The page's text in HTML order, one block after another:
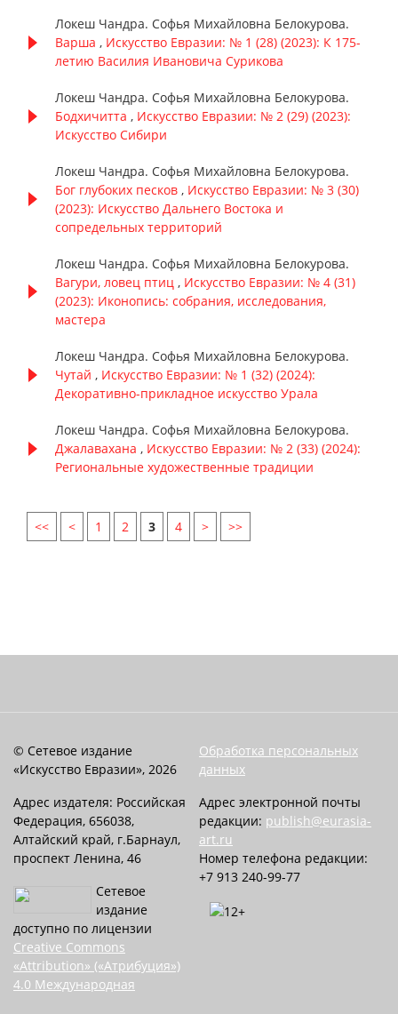
Локеш Чандра. Софья Михайловна Белокурова.
Варша , Искусство Евразии: № 1 (28) (2023): К 175-
летию Василия Ивановича Сурикова
Локеш Чандра. Софья Михайловна Белокурова.
Бодхичитта , Искусство Евразии: № 2 (29) (2023):
Искусство Сибири
Локеш Чандра. Софья Михайловна Белокурова.
Бог глубоких песков , Искусство Евразии: № 3 (30)
(2023): Искусство Дальнего Востока и
сопредельных территорий
Локеш Чандра. Софья Михайловна Белокурова.
Вагури, ловец птиц , Искусство Евразии: № 4 (31)
(2023): Иконопись: собрания, исследования,
мастера
Локеш Чандра. Софья Михайловна Белокурова.
Чутай , Искусство Евразии: № 1 (32) (2024):
Декоративно-прикладное искусство Урала
Локеш Чандра. Софья Михайловна Белокурова.
Джалавахана , Искусство Евразии: № 2 (33) (2024):
Региональные художественные традиции
<< < 1 2 3 4 > >>
© Сетевое издание
«Искусство Евразии», 2026
Адрес издателя: Российская
Федерация, 656038,
Алтайский край, г.Барнаул,
проспект Ленина, 46
Сетевое
издание
доступно по лицензии
Creative Commons
«Attribution» («Атрибуция»)
4.0 Международная
Обработка персональных
данных
Адрес электронной почты
редакции: publish@eurasia-
art.ru
Номер телефона редакции:
+7 913 240-99-77